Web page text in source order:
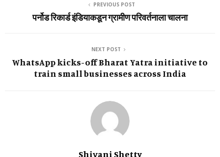
PREVIOUS POST
पर्नोड रिकार्ड इंडियाकडून ग्रामीण परिवर्तनाला चालना
NEXT POST
WhatsApp kicks-off Bharat Yatra initiative to
train small businesses across India
Shivani Shetty